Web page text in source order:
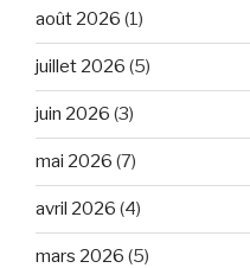
août 2026 (1)
juillet 2026 (5)
juin 2026 (3)
mai 2026 (7)
avril 2026 (4)
mars 2026 (5)